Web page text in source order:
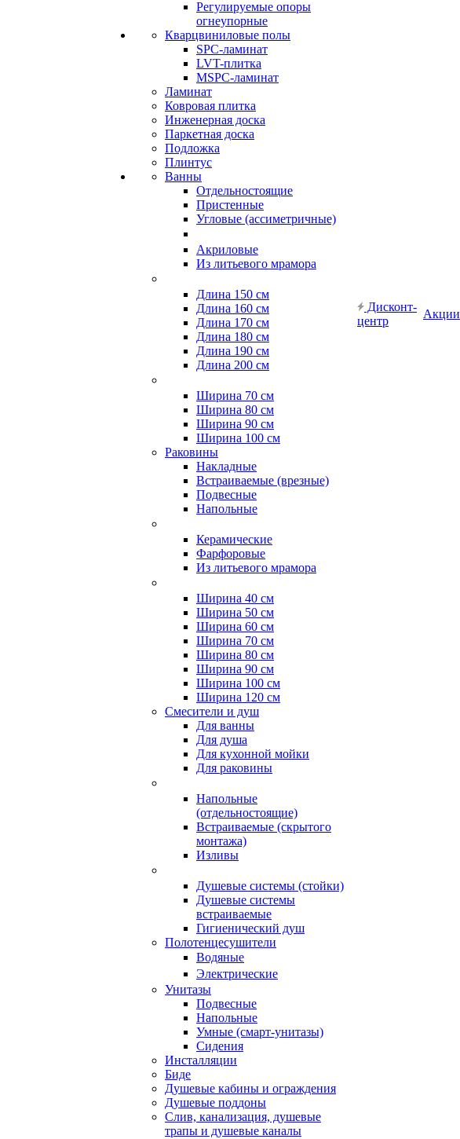
Регулируемые опоры
огнеупорные
Кварцвиниловые полы
SPC-ламинат
LVT-плитка
MSPC-ламинат
Ламинат
Ковровая плитка
Инженерная доска
Паркетная доска
Подложка
Плинтус
Ванны
Отдельностоящие
Пристенные
Угловые (ассиметричные)
Акриловые
Из литьевого мрамора
Длина 150 см
Длина 160 см
Длина 170 см
Длина 180 см
Длина 190 см
Длина 200 см
Ширина 70 см
Ширина 80 см
Ширина 90 см
Ширина 100 см
Раковины
Накладные
Встраиваемые (врезные)
Подвесные
Напольные
Керамические
Фарфоровые
Из литьевого мрамора
Ширина 40 см
Ширина 50 см
Ширина 60 см
Ширина 70 см
Ширина 80 см
Ширина 90 см
Ширина 100 см
Ширина 120 см
Смесители и душ
Для ванны
Для душа
Для кухонной мойки
Для раковины
Напольные
(отдельностоящие)
Встраиваемые (скрытого
монтажа)
Изливы
Душевые системы (стойки)
Душевые системы
встраиваемые
Гигиенический душ
Полотенцесушители
ㅤВодяные
ㅤЭлектрические
Унитазы
Подвесные
Напольные
Умные (смарт-унитазы)
Сидения
Инсталляции
Биде
Душевые кабины и ограждения
Душевые поддоны
Слив, канализация, душевые
трапы и душевые каналы
Дисконт-
центр
Акции